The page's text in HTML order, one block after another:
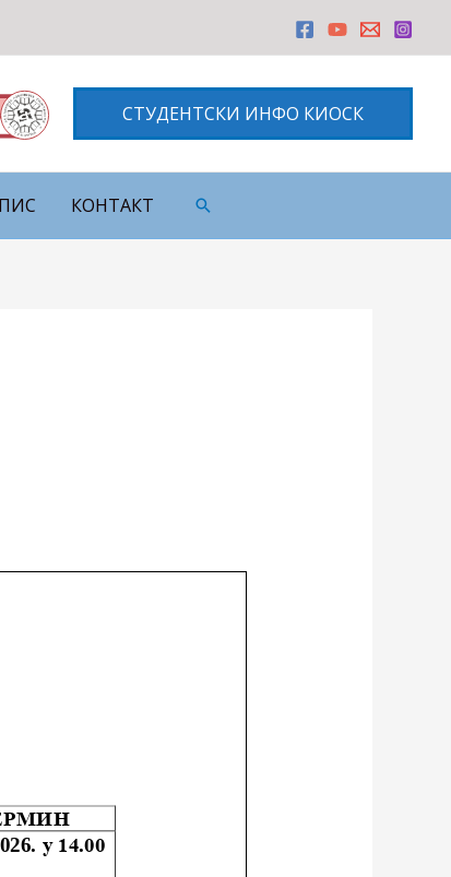
СТУДЕНТСКИ ИНФО КИОСК
КОНТАКТ Претрага